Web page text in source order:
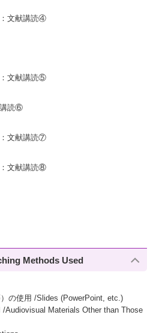
文献講読④
文献講読⑤
講読⑥
文献講読⑦
文献講読⑧
Methods Used
の使用 /Slides (PowerPoint, etc.)
Audiovisual Materials Other than Those